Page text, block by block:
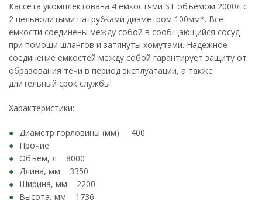
Кассета укомплектована 4 емкостями ST объемом 2000л с
2 цельнолитыми патрубками диаметром 100мм*. Все
емкости соединены между собой в сообщающийся сосуд
при помощи шлангов и затянуты хомутами. Надежное
соединение емкостей между собой гарантирует защиту от
образования течи в период эксплуатации, а также
длительный срок службы.
Характеристики:
Диаметр горловины (мм) 400
Прочие
Объем, л 8000
Длина, мм 3350
Ширина, мм 2200
Высота, мм 1736